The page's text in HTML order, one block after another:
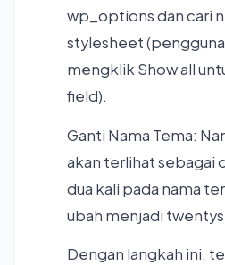
wp_options dan cari
stylesheet
mengklik Show all
field).
Ganti Nama Tema:
akan terlihat sebagai
dua kali pada nama
ubah menjadi
Dengan langkah ini,